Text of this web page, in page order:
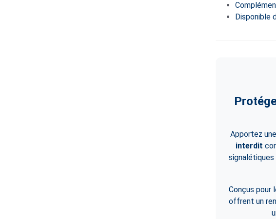
Disponible
Apportez
interdit
Conçus pour
offrent un